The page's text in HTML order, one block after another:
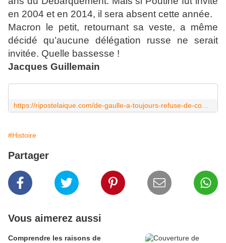
en 2004 et en 2014, il sera absent cette année.
Macron le petit, retournant sa veste, a même
décidé qu’aucune délégation russe ne serait
invitée. Quelle bassesse !
Jacques Guillemain
#Histoire
Partager
Vous aimerez aussi
Comprendre les raisons de